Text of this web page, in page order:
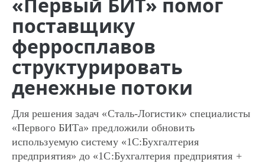
«Первый БИТ» помог
поставщику
ферросплавов
структурировать
денежные потоки
Для решения задач «Сталь-Логистик» специалисты
«Первого БИТа» предложили обновить
используемую систему «1С:Бухгалтерия
предприятия» до «1С:Бухгалтерия предприятия +